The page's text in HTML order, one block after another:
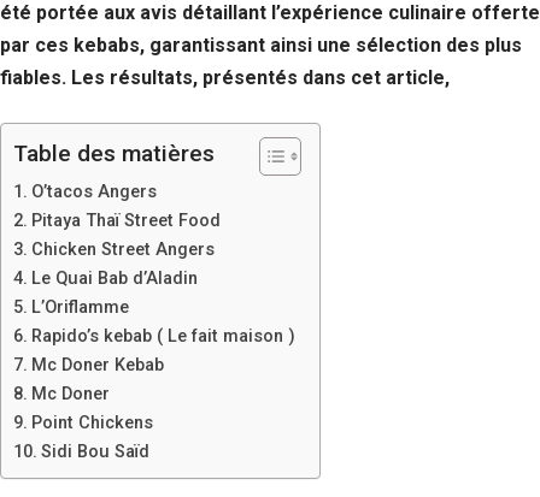
été portée aux avis détaillant l’expérience culinaire offerte
par ces kebabs, garantissant ainsi une sélection des plus
fiables. Les résultats, présentés dans cet article,
Table des matières
O’tacos Angers
Pitaya Thaï Street Food
Chicken Street Angers
Le Quai Bab d’Aladin
L’Oriflamme
Rapido’s kebab ( Le fait maison )
Mc Doner Kebab
Mc Doner
Point Chickens
Sidi Bou Saïd